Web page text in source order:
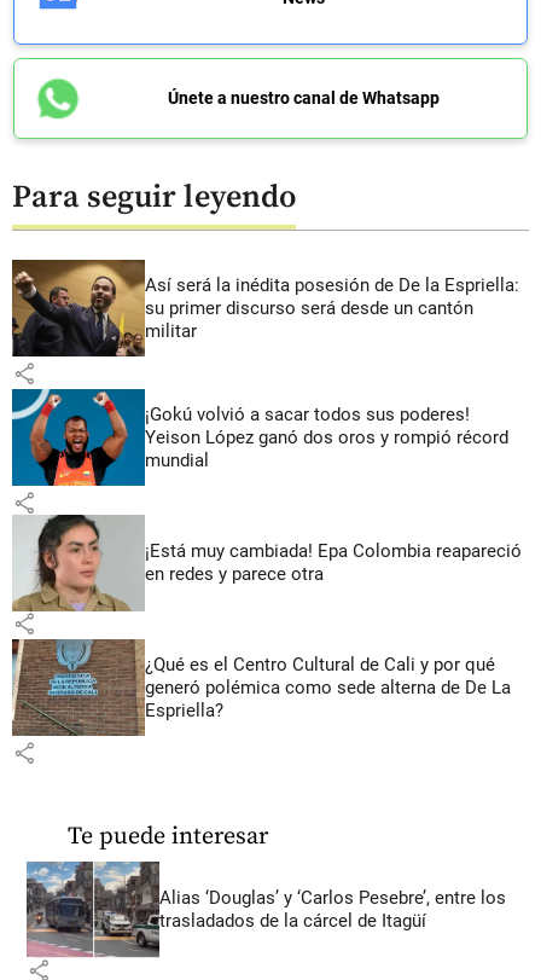
Únete a nuestro canal de Whatsapp
Para seguir leyendo
Así será la inédita posesión de De la Espriella:
su primer discurso será desde un cantón
militar
share
¡Gokú volvió a sacar todos sus poderes!
Yeison López ganó dos oros y rompió récord
mundial
share
¡Está muy cambiada! Epa Colombia reapareció
en redes y parece otra
share
¿Qué es el Centro Cultural de Cali y por qué
generó polémica como sede alterna de De La
Espriella?
share
Te puede interesar
Alias ‘Douglas’ y ‘Carlos Pesebre’, entre los
trasladados de la cárcel de Itagüí
share